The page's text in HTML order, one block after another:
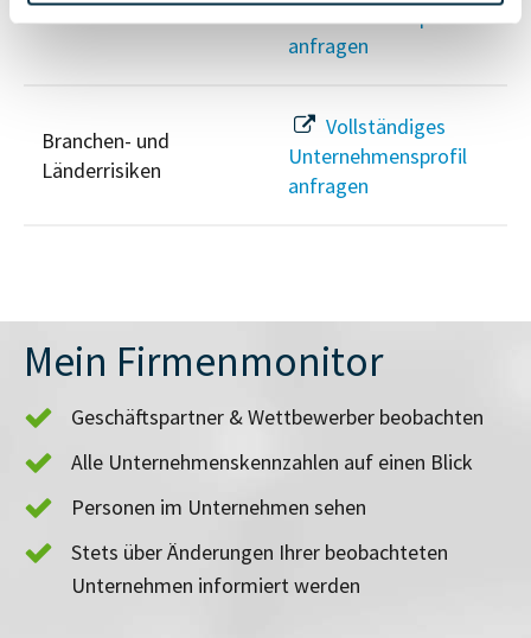
Insolvenzinformationen
anfragen
Branchen- und
Länderrisiken
Vollständiges
Unternehmensprofil
anfragen
Mein Firmenmonitor
Geschäftspartner & Wettbewerber beobachten
Alle Unternehmenskennzahlen auf einen Blick
Personen im Unternehmen sehen
Stets über Änderungen Ihrer beobachteten
Unternehmen informiert werden